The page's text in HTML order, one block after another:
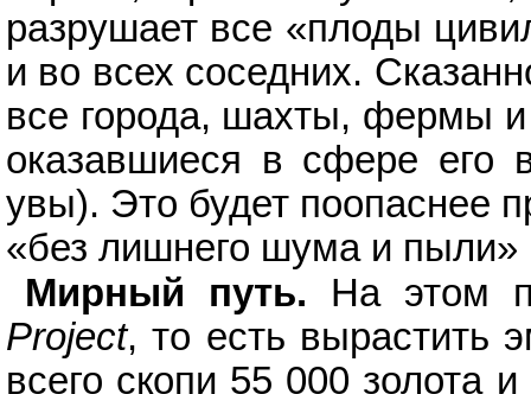
разрушает все «плоды
и во всех соседних.
все города, шахты, фермы и
оказавшиеся в сфере его
увы). Это будет поопаснее
«без лишнего шума и пыли»
Мирный путь. На этом
Project, то есть вырастить
всего скопи 55 000 золота